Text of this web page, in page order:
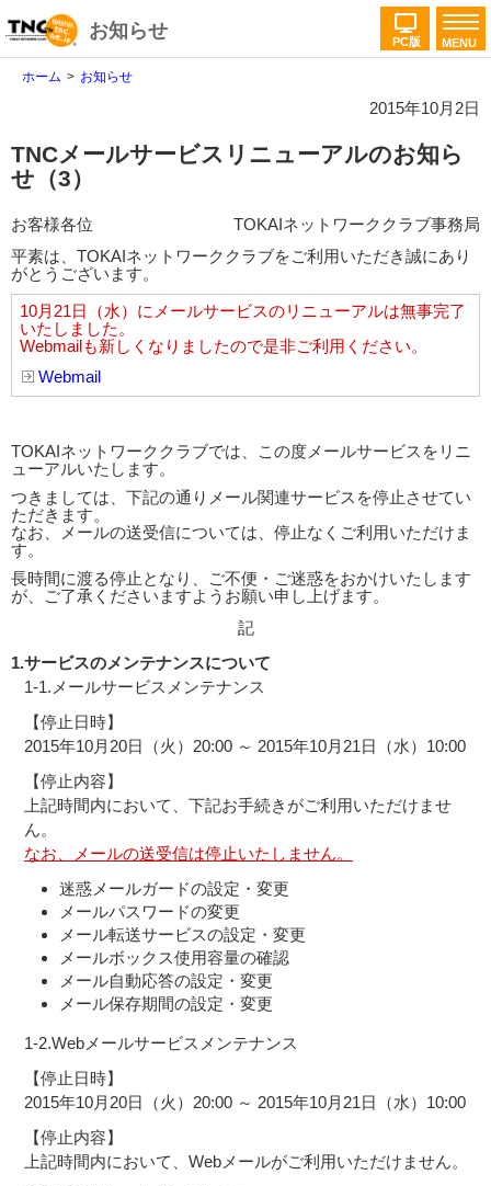
お知らせ
PC版 MENU
ホーム お知らせ
2015年10月2日
TNCメールサービスリニューアルのお知ら
せ（3）
お客様各位
TOKAIネットワーククラブ事務局
平素は、TOKAIネットワーククラブをご利用いただき誠にあり
がとうございます。
10月21日（水）にメールサービスのリニューアルは無事完了
いたしました。
Webmailも新しくなりましたので是非ご利用ください。
Webmail
TOKAIネットワーククラブでは、この度メールサービスをリニ
ューアルいたします。
つきましては、下記の通りメール関連サービスを停止させてい
ただきます。
なお、メールの送受信については、停止なくご利用いただけま
す。
長時間に渡る停止となり、ご不便・ご迷惑をおかけいたします
が、ご了承くださいますようお願い申し上げます。
記
1.サービスのメンテナンスについて
1-1.メールサービスメンテナンス
【停止日時】
2015年10月20日（火）20:00 ～ 2015年10月21日（水）10:00
【停止内容】
上記時間内において、下記お手続きがご利用いただけませ
ん。
なお、メールの送受信は停止いたしません。
迷惑メールガードの設定・変更
メールパスワードの変更
メール転送サービスの設定・変更
メールボックス使用容量の確認
メール自動応答の設定・変更
メール保存期間の設定・変更
1-2.Webメールサービスメンテナンス
【停止日時】
2015年10月20日（火）20:00 ～ 2015年10月21日（水）10:00
【停止内容】
上記時間内において、Webメールがご利用いただけません。